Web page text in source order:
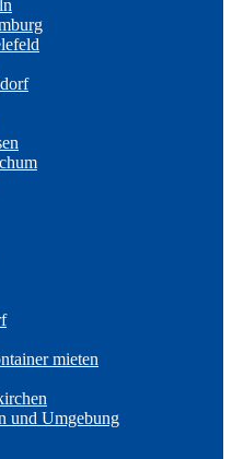
mieten
und Umgebung